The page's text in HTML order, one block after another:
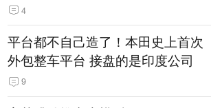
4
平台都不自己造了！本田史上首次
外包整车平台 接盘的是印度公司
9